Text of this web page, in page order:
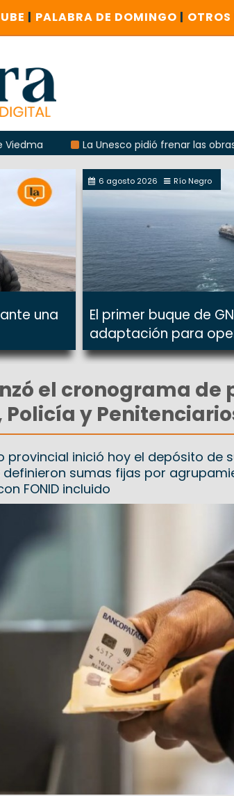
| PALABRA DE DOMINGO |
La Unesco pidió frenar las obras del
una
6 agosto 2026 Río Negro
El primer buque de
adaptación para
el cronograma de
Policía y
provincial inició hoy el depósito de
definieron sumas fijas por
FONID incluido